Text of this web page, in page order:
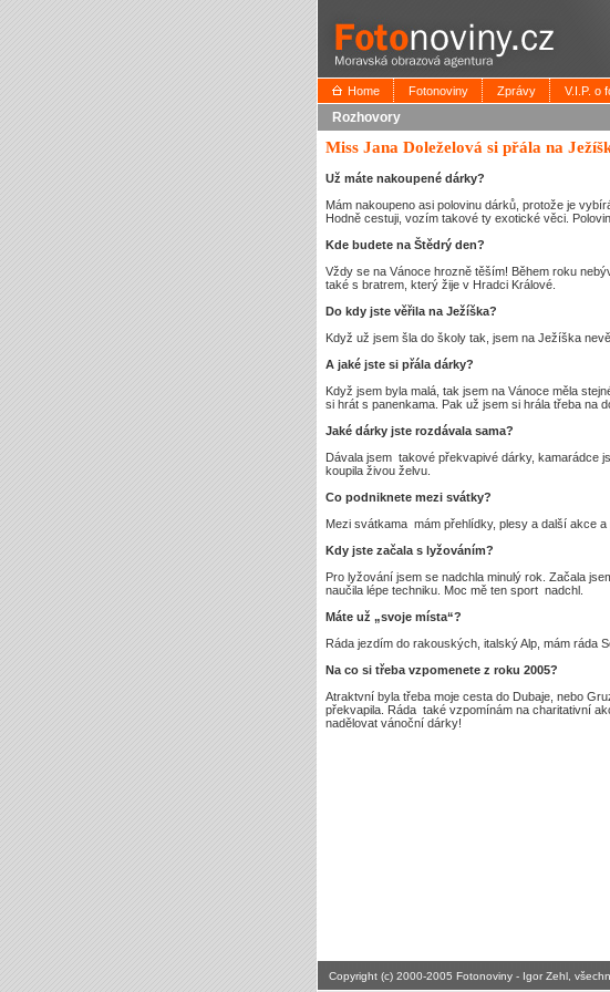
Home Fotonoviny Zprávy V.I.P. o
Rozhovory
Miss Jana Doleželová si přála na
Už máte nakoupené dárky?
Mám nakoupeno asi polovinu dárků, protože je
Hodně cestuji, vozím takové ty exotické věci.
Kde budete na Štědrý den?
Vždy se na Vánoce hrozně těším! Během roku
také s bratrem, který žije v Hradci Králové.
Do kdy jste věřila na Ježíška?
Když už jsem šla do školy tak, jsem na Ježíška
A jaké jste si přála dárky?
Když jsem byla malá, tak jsem na Vánoce měla
si hrát s panenkama. Pak už jsem si hrála třeba na
Jaké dárky jste rozdávala sama?
Dávala jsem takové překvapivé dárky, kamarádce
koupila živou želvu.
Co podniknete mezi svátky?
Mezi svátkama mám přehlídky, plesy a další akce a
Kdy jste začala s lyžováním?
Pro lyžování jsem se nadchla minulý rok. Začala
naučila lépe techniku. Moc mě ten sport nadchl.
Máte už „svoje místa“?
Ráda jezdím do rakouských, italský Alp, mám ráda
Na co si třeba vzpomenete z roku 2005?
Atraktvní byla třeba moje cesta do Dubaje, nebo
překvapila. Ráda také vzpomínám na charitativní
nadělovat vánoční dárky!
Copyright (c) 2000-2005 Fotonoviny - Igor Zehl,